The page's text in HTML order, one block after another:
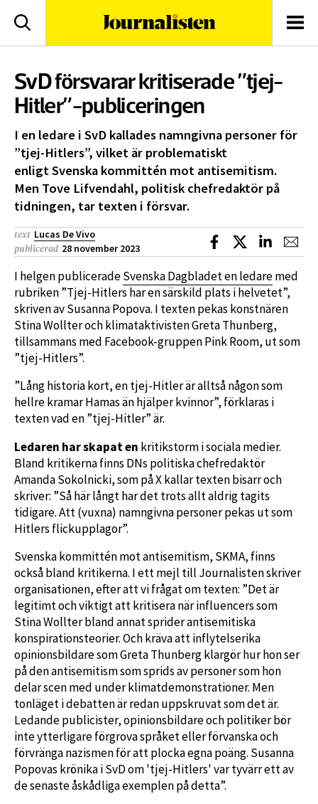
Sök
SvD försvarar kritiserade ”tjej-
Hitler”-publiceringen
I en ledare i SvD kallades namngivna personer för
”tjej-Hitlers”, vilket är problematiskt
enligt Svenska kommittén mot antisemitism.
Men Tove Lifvendahl, politisk chefredaktör på
tidningen, tar texten i försvar.
text Lucas De Vivo
publicerad 28 november 2023
Dela på Facebook
Dela på XDela på
I helgen publiceradeSvenska Dagbladet en ledaremed
rubriken ”Tjej-Hitlers har en särskild plats i helvetet”,
skriven av Susanna Popova. I texten pekas konstnären
Stina Wollter och klimataktivisten Greta Thunberg,
tillsammans med Facebook-gruppen Pink Room, ut som
”tjej-Hitlers”.
”Lång historia kort, en tjej-Hitler är alltså någon som
hellre kramar Hamas än hjälper kvinnor”, förklaras i
texten vad en ”tjej-Hitler” är.
Ledaren har skapat en kritikstorm i sociala medier.
Bland kritikerna finns DNs politiska chefredaktör
Amanda Sokolnicki, som på X kallar texten bisarr och
skriver: ”Så här långt har det trots allt aldrig tagits
tidigare. Att (vuxna) namngivna personer pekas ut som
Hitlers flickupplagor”.
Svenska kommittén mot antisemitism, SKMA, finns
också bland kritikerna. I ett mejl till Journalisten skriver
organisationen, efter att vi frågat om texten: ”Det är
legitimt och viktigt att kritisera när influencers som
Stina Wollter bland annat sprider antisemitiska
konspirationsteorier. Och kräva att inflytelserika
opinionsbildare som Greta Thunberg klargör hur hon ser
på den antisemitism som sprids av personer som hon
delar scen med under klimatdemonstrationer. Men
tonläget i debatten är redan uppskruvat som det är.
Ledande publicister, opinionsbildare och politiker bör
inte ytterligare förgrova språket eller förvanska och
förvränga nazismen för att plocka egna poäng. Susanna
Popovas krönika i SvD om 'tjej-Hitlers' var tyvärr ett av
de senaste åskådliga exemplen på detta”.